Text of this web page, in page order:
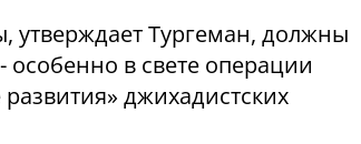
Тургеман, должны
в свете операции
джихадистских